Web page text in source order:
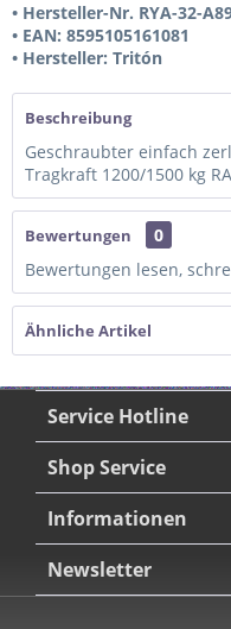
• Hersteller-Nr. RYA-32-
• EAN: 8595105161081
• Hersteller: Tritón
Beschreibung
Geschraubter einfach
Tragkraft 1200/1500 kg
Bewertungen
0
Bewertungen lesen,
Ähnliche Artikel
Service Hotline
Shop Service
Informationen
Newsletter